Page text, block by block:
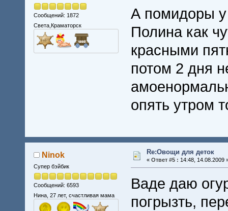
Сообщений: 1872
Света,Краматорск
А помидоры у
Полина как
красными
потом 2 дня
опять утром
Ninok
Супер бэйбик
Сообщений: 6593
Нина, 27 лет, счастливая мама
Re:Овощи для деток
« Ответ #5 : 14:48, 14.08.2009
Ваде даю
погрызть,